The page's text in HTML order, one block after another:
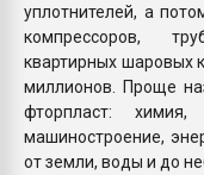
уплотнителей, а
компрессоров,
квартирных шаровых
миллионов. Проще
фторпласт: химия,
машиностроение,
от земли, воды и до